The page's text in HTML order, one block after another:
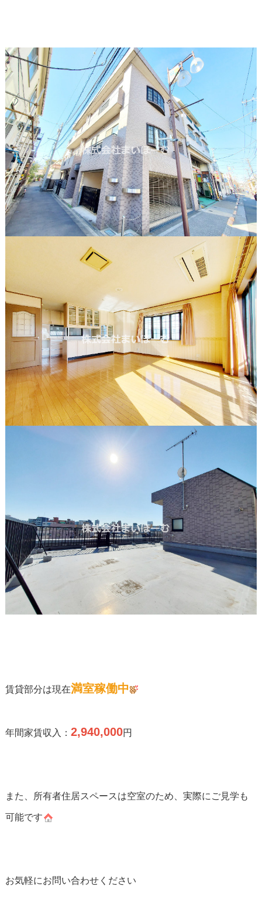
賃貸部分は現在満室稼働中
年間家賃収入： 2,940,000円
また、所有者住居スペースは空室のため、実際にご見学も
可能です
お気軽にお問い合わせください